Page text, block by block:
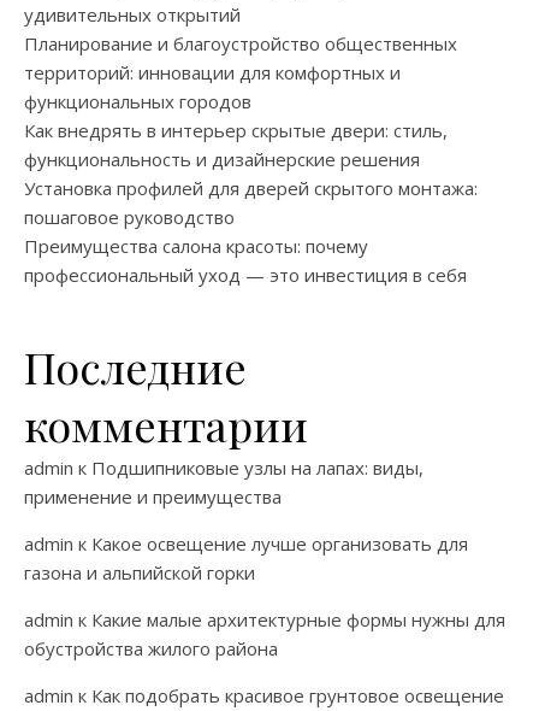
удивительных открытий
Планирование и благоустройство общественных
территорий: инновации для комфортных и
функциональных городов
Как внедрять в интерьер скрытые двери: стиль,
функциональность и дизайнерские решения
Установка профилей для дверей скрытого монтажа:
пошаговое руководство
Преимущества салона красоты: почему
профессиональный уход — это инвестиция в себя
Последние
комментарии
admin к Подшипниковые узлы на лапах: виды,
применение и преимущества
admin к Какое освещение лучше организовать для
газона и альпийской горки
admin к Какие малые архитектурные формы нужны для
обустройства жилого района
admin к Как подобрать красивое грунтовое освещение